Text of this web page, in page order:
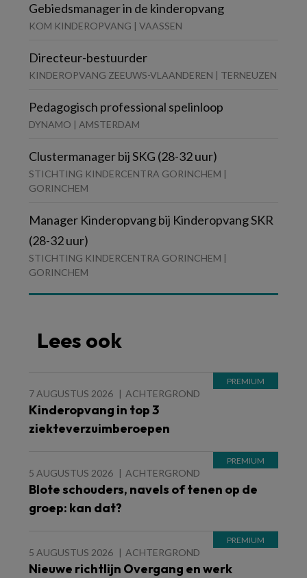
Gebiedsmanager in de kinderopvang
KOM KINDEROPVANG | VAASSEN
Directeur-bestuurder
KINDEROPVANG ZEEUWS-VLAANDEREN | TERNEUZEN
Pedagogisch professional spelinloop
DYNAMO | AMSTERDAM
Clustermanager bij SKG (28-32 uur)
STICHTING KINDERCENTRA GORINCHEM |
GORINCHEM
Manager Kinderopvang bij Kinderopvang SKR
(28-32 uur)
STICHTING KINDERCENTRA GORINCHEM |
GORINCHEM
Lees ook
7 AUGUSTUS 2026 ACHTERGROND
Kinderopvang in top 3
ziekteverzuimberoepen
5 AUGUSTUS 2026 ACHTERGROND
Blote schouders, navels of tenen op de
groep: kan dat?
5 AUGUSTUS 2026 ACHTERGROND
Nieuwe richtlijn Overgang en werk